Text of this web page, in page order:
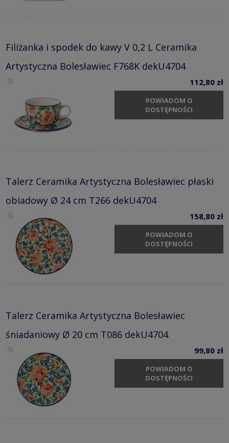
Filiżanka i spodek do kawy V 0,2 L Ceramika
Artystyczna Bolesławiec F768K dekU4704
112,80 zł
POWIADOM O
DOSTĘPNOŚCI
Talerz Ceramika Artystyczna Bolesławiec płaski
obiadowy Ø 24 cm T266 dekU4704
158,80 zł
POWIADOM O
DOSTĘPNOŚCI
Talerz Ceramika Artystyczna Bolesławiec
śniadaniowy Ø 20 cm T086 dekU4704
99,80 zł
POWIADOM O
DOSTĘPNOŚCI